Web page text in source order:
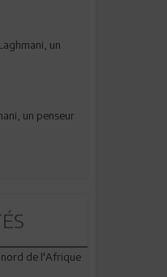
un
un penseur
nord de l'Afrique